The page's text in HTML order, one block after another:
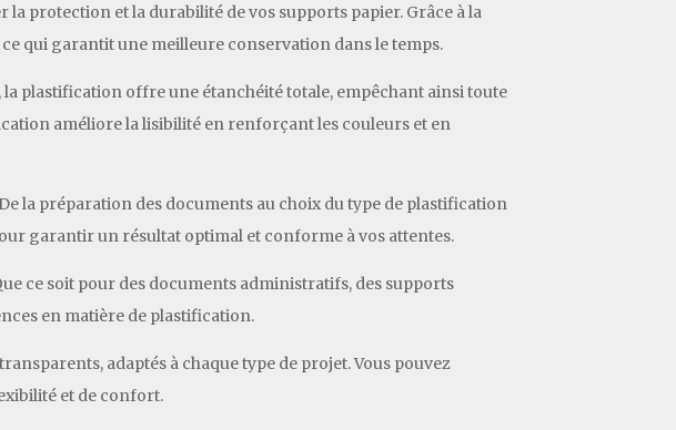
protection et la durabilité de vos supports papier. Grâce à la
qui garantit une meilleure conservation dans le temps.
plastification offre une étanchéité totale, empêchant ainsi toute
améliore la lisibilité en renforçant les couleurs et en
la préparation des documents au choix du type de plastification
garantir un résultat optimal et conforme à vos attentes.
ce soit pour des documents administratifs, des supports
en matière de plastification.
adaptés à chaque type de projet. Vous pouvez
et de confort.